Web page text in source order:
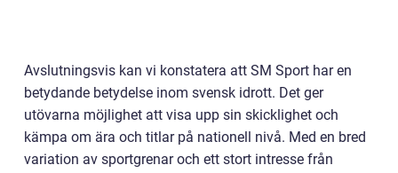
Avslutningsvis kan vi konstatera att SM Sport har en
betydande betydelse inom svensk idrott. Det ger
utövarna möjlighet att visa upp sin skicklighet och
kämpa om ära och titlar på nationell nivå. Med en bred
variation av sportgrenar och ett stort intresse från